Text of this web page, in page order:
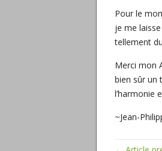
Pour le
je me
tellement
Merci mon
bien sûr un
l’harmonie
~Jean-